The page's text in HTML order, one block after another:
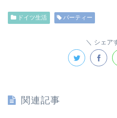
ドイツ生活 パーティー
シェア
関連記事